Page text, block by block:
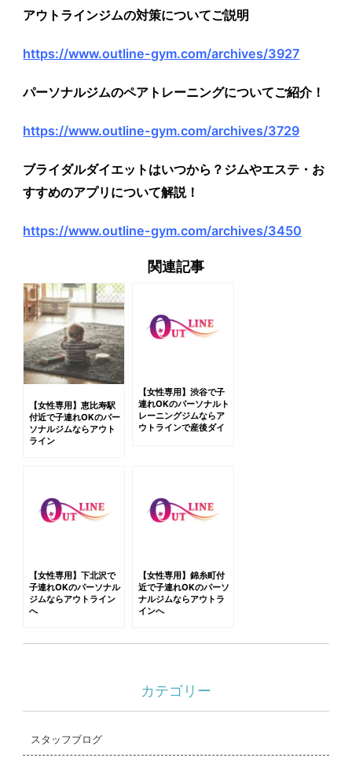
アウトラインジムの対策についてご説明
https://www.outline-gym.com/archives/3927
パーソナルジムのペアトレーニングについてご紹介！
https://www.outline-gym.com/archives/3729
ブライダルダイエットはいつから？ジムやエステ・お
すすめのアプリについて解説！
https://www.outline-gym.com/archives/3450
関連記事
【女性専用】恵比寿駅
付近で子連れOKのパー
ソナルジムならアウト
ライン
【女性専用】渋谷で子
連れOKのパーソナルト
レーニングジムならア
ウトラインで産後ダイ
【女性専用】下北沢で
子連れOKのパーソナル
ジムならアウトライン
へ
【女性専用】錦糸町付
近で子連れOKのパーソ
ナルジムならアウトラ
インへ
カテゴリー
スタッフブログ